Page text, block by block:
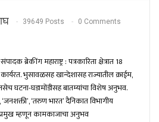
39649 Posts 0 Comments
ब्रेकींग महाराष्ट्र : पत्रकारिता क्षेत्रात 18
कार्यरत. भुसावळसह खान्देशासह राज्यातील क्राईम,
घटना-घडामोंडीसह बातम्यांचा विशेष अनुभव.
‘तरुण भारत’ दैनिकात विभागीय
म्हणून कामकाजाचा अनुभव